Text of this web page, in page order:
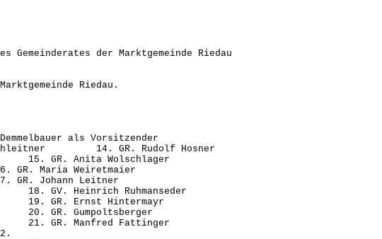
der Marktgemeinde Riedau
Riedau.
als Vorsitzender
Gahleitner 14. GR. Rudolf Hosner
GR. Anita Wolschlager
Maria Weiretmaier
Johann Leitner
18. GV. Heinrich Ruhmanseder
GR. Ernst Hintermayr
GR. Gumpoltsberger
21. GR. Manfred Fattinger